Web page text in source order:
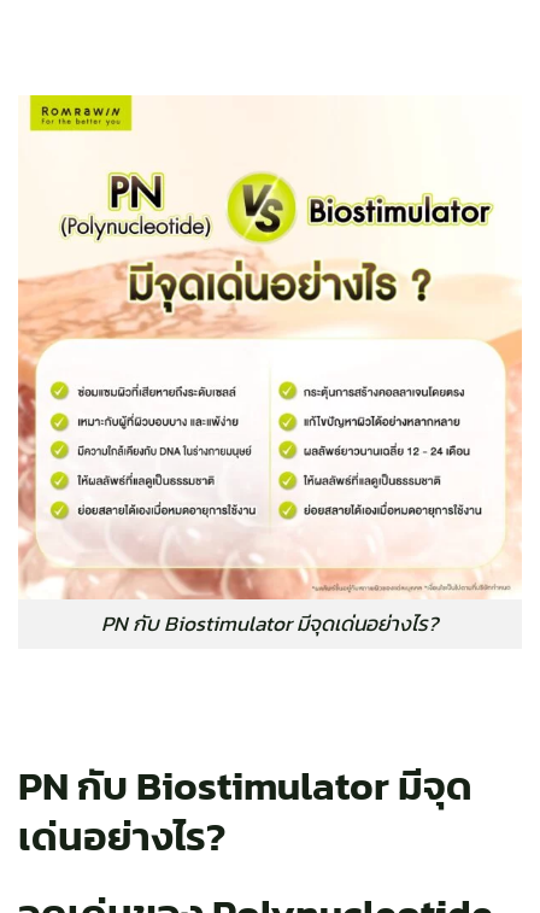
PN กับ Biostimulator มีจุดเด่นอย่างไร?
PN กับ Biostimulator มีจุด
เด่นอย่างไร?